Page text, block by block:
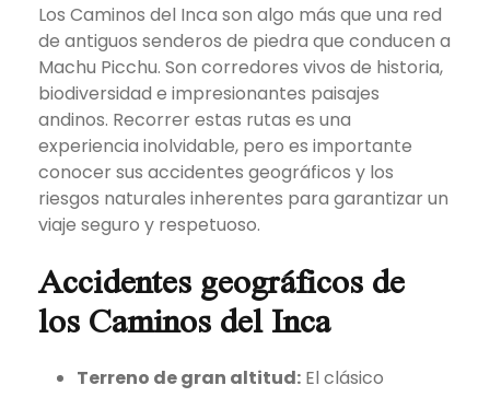
Los Caminos del Inca son algo más que una red
de antiguos senderos de piedra que conducen a
Machu Picchu. Son corredores vivos de historia,
biodiversidad e impresionantes paisajes
andinos. Recorrer estas rutas es una
experiencia inolvidable, pero es importante
conocer sus accidentes geográficos y los
riesgos naturales inherentes para garantizar un
viaje seguro y respetuoso.
Accidentes geográficos de
los Caminos del Inca
Terreno de gran altitud: El clásico